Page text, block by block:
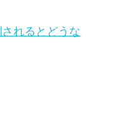
されるとどうな